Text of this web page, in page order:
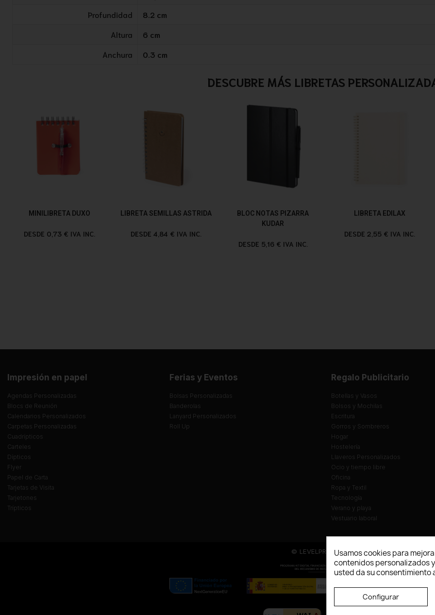
Profundidad
8.2 cm
Altura
6 cm
Anchura
0.3 cm
DESCUBRE MÁS LIBRETAS
MINILIBRETA DUXO
DESDE 0,73 € IVA INC.
LIBRETA SEMILLAS ASTRIDA
DESDE 4,84 € IVA INC.
BLOC NOTAS PIZARRA
KUDAR
DESDE 5,16 € IVA INC.
LIBRETA EDILAX
DESDE 2,55 € IVA INC.
Impresión en papel
Agendas Personalizadas
Blocs de Reunión
Calendarios Personalizados
Carpetas Personalizadas
Cuadrípticos
Carteles
Dípticos
Flyer
Papel de Carta
Tarjetas de Visita
Tarjetones
Trípticos
Ferias y Eventos
Bolsas Personalizadas
Banderolas
Lanyard Personalizados
Roll Up
Regalo Publicitario
Botellas y Vasos
Bolsos y Mochilas
Escritura
Gorros y Sombreros
Hogar
Hostelería
Llaveros Personalizados
Ocio y tiempo libre
Oficina
Ropa y Textil
Tecnología
Verano y playa
Vestuario laboral
© LEVELPRINT - 2026Usamos cookies para
contenidos personalizados
usted da su consentimiento
Configurar